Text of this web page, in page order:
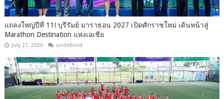
แถลงใหญ่ปีที่ 11! บุรีรัมย์ มาราธอน 2027 เปิดศักราชใหม่ เดินหน้าสู่
Marathon Destination แห่งเอเชีย
July 21, 2026 undefined